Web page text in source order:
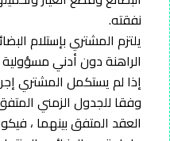
نفقته.
يلتزم المشتري بإستلام
الراهنة دون أدني مسؤولية
إذا لم يستكمل المشتري
وفقا للجدول الزمني
العقد المتفق بينهما ،